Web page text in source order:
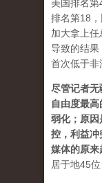
美国排名
排名第18
加大拿上
导致的结果
首次低于非
尽管记者无
自由度最
弱化；原因
控，利益冲
媒体的原来
居于地45